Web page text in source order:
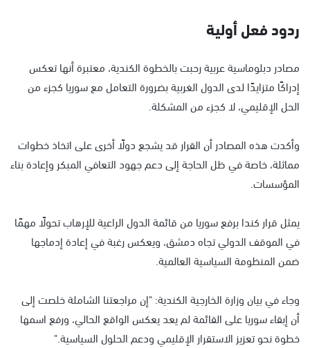
ردود فعل أولية
مصادر دبلوماسية عربية رحبت بالخطوة الكندية، معتبرة أنها تعكس
إدراكًا متزايدًا لدى الدول الغربية بضرورة التعامل مع سوريا كجزء من
الحل الإقليمي، لا كجزء من المشكلة.
وأكدت هذه المصادر أن القرار قد يشجع دولًا أخرى على اتخاذ خطوات
مماثلة، خاصة في ظل الحاجة إلى دعم جهود التعافي المبكر وإعادة بناء
المؤسسات.
يمثل قرار كندا برفع سوريا من قائمة الدول الراعية للإرهاب تحولًا مهمًا
في الموقف الدولي تجاه دمشق، ويعكس رغبة في إعادة إدماجها
ضمن المنظومة السياسية العالمية.
وجاء في بيان وزارة الخارجية الكندية: "إن مراجعتنا الشاملة خلصت إلى
أن إبقاء سوريا على القائمة لم يعد يعكس الواقع الحالي، ورفع اسمها
خطوة نحو تعزيز الاستقرار الإقليمي ودعم الحلول السياسية."